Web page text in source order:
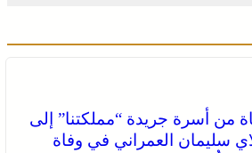
من أسرة جريدة “مملكتنا” إلى
سليمان العمراني في وفاة